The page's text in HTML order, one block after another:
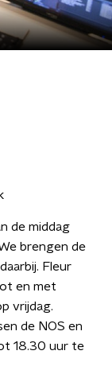
de middag
brengen de
Fleur
en met
vrijdag.
de NOS en
18.30 uur te